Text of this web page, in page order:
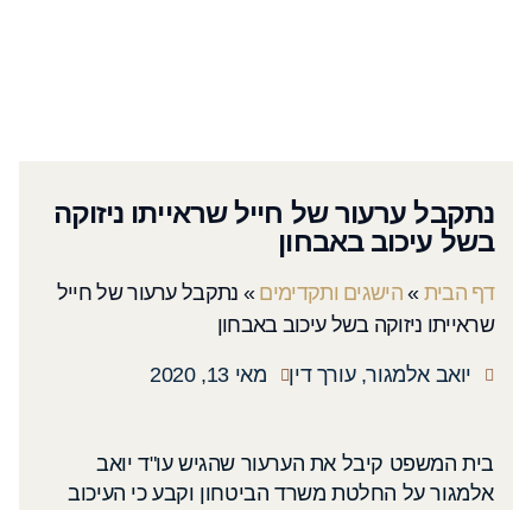
נתקבל ערעור של חייל שראייתו ניזוקה
בשל עיכוב באבחון
דף הבית »הישגים ותקדימים » נתקבל ערעור של חייל
שראייתו ניזוקה בשל עיכוב באבחון
יואב אלמגור, עורך דין מאי 13, 2020
בית המשפט קיבל את הערעור שהגיש עו"ד יואב
אלמגור על החלטת משרד הביטחון וקבע כי העיכוב